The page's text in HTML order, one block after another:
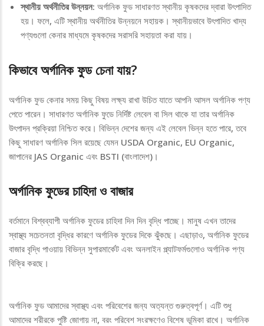
স্থানীয় অর্থনীতির উন্নয়ন: অর্গানিক ফুড সাধারণত স্থানীয় কৃষকদের দ্বারা উৎপাদিত
হয়। ফলে, এটি স্থানীয় অর্থনীতির উন্নয়নে সহায়ক। স্থানীয়ভাবে উৎপাদিত খাদ্য
পণ্যগুলো কেনার মাধ্যমে কৃষকদের সরাসরি সহায়তা করা যায়।
কিভাবে অর্গানিক ফুড চেনা যায়?
অর্গানিক ফুড কেনার সময় কিছু বিষয় লক্ষ্য রাখা উচিত যাতে আপনি আসল অর্গানিক পণ্য
পেতে পারেন। সাধারণত অর্গানিক ফুডে নির্দিষ্ট লেবেল বা সিল থাকে যা তার অর্গানিক
উৎপাদন প্রক্রিয়া নিশ্চিত করে। বিভিন্ন দেশের জন্য এই লেবেল ভিন্ন হতে পারে, তবে
কিছু সাধারণ অর্গানিক সিল রয়েছে যেমন USDA Organic, EU Organic,
জাপানের JAS Organic এবং BSTI (বাংলাদেশ)।
অর্গানিক ফুডের চাহিদা ও বাজার
বর্তমানে বিশ্বব্যাপী অর্গানিক ফুডের চাহিদা দিন দিন বৃদ্ধি পাচ্ছে। মানুষ এখন তাদের
স্বাস্থ্য সচেতনতা বৃদ্ধির কারণে অর্গানিক ফুডের দিকে ঝুঁকছে। এছাড়াও, অর্গানিক ফুডের
বাজার বৃদ্ধি পাওয়ায় বিভিন্ন সুপারমার্কেট এবং অনলাইন প্ল্যাটফর্মগুলোও অর্গানিক পণ্য
বিক্রি করছে।
অর্গানিক ফুড আমাদের স্বাস্থ্য এবং পরিবেশের জন্য অত্যন্ত গুরুত্বপূর্ণ। এটি শুধু
আমাদের শরীরকে পুষ্টি জোগায় না, বরং পরিবেশ সংরক্ষণেও বিশেষ ভূমিকা রাখে। অর্গানিক